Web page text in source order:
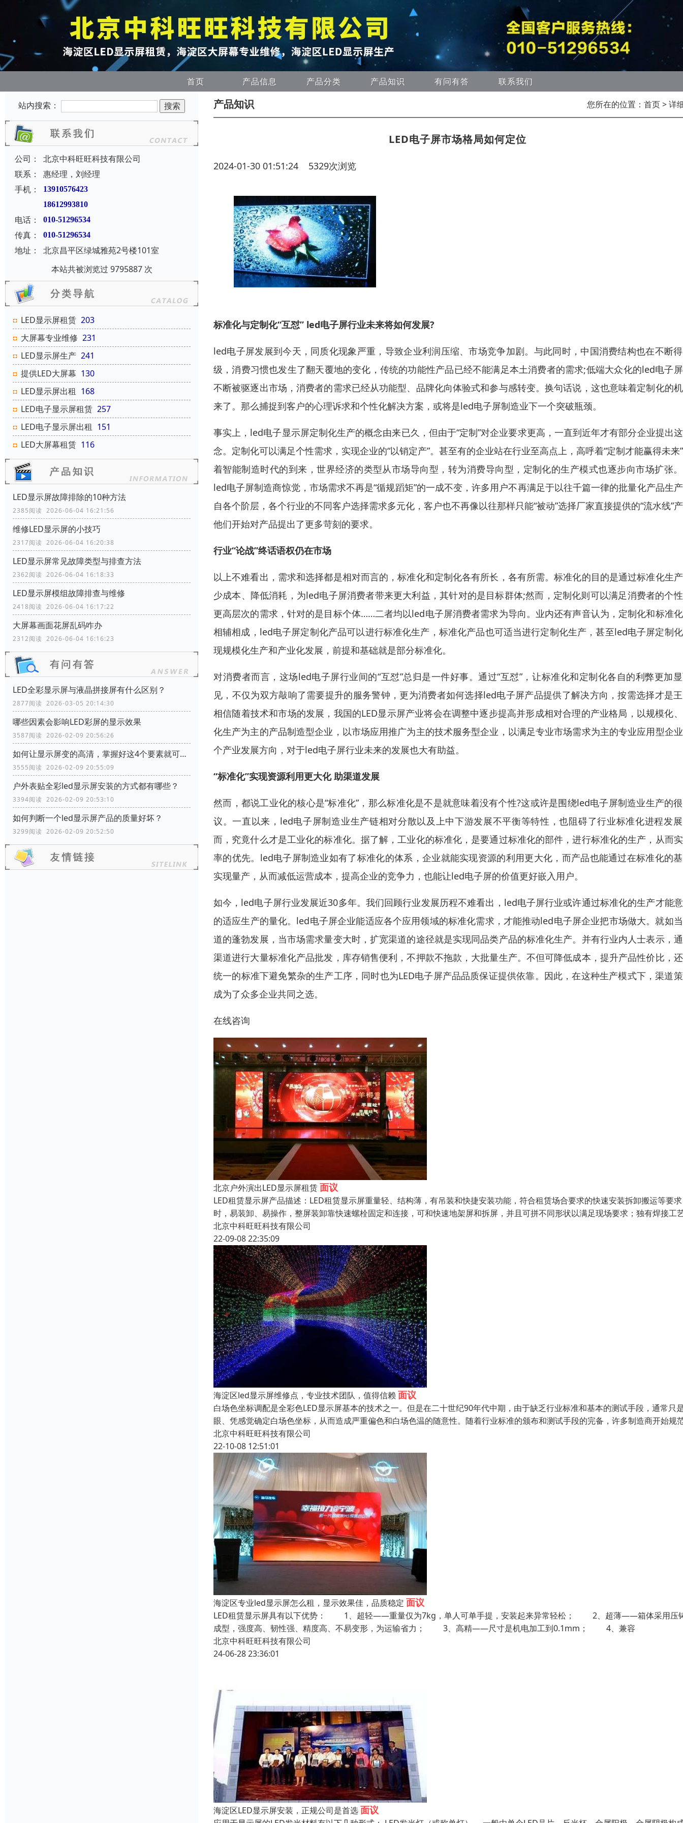
首页 产品信息 产品分类 产品知识 有问有答 联系我们
站内搜索：
公司：
北京中科旺旺科技有限公司
联系：
惠经理，刘经理
手机：
13910576423
18612993810
电话： 010-51296534
传真： 010-51296534
地址：
北京昌平区绿城雅苑2号楼101室
本站共被浏览过 9795887 次
LED显示屏租赁 203
大屏幕专业维修 231
LED显示屏生产 241
提供LED大屏幕 130
LED显示屏出租 168
LED电子显示屏租赁 257
LED电子显示屏出租 151
LED大屏幕租赁 116
LED显示屏故障排除的10种方法
2385阅读 2026-06-04 16:21:56
维修LED显示屏的小技巧
2317阅读 2026-06-04 16:20:38
LED显示屏常见故障类型与排查方法
2362阅读 2026-06-04 16:18:33
LED显示屏模组故障排查与维修
2418阅读 2026-06-04 16:17:22
大屏幕画面花屏乱码咋办
2312阅读 2026-06-04 16:16:23
LED全彩显示屏与液晶拼接屏有什么区别？
2877阅读 2026-03-05 20:14:30
哪些因素会影响LED彩屏的显示效果
3587阅读 2026-02-09 20:56:26
如何让显示屏变的高清，掌握好这4个要素就可以了
3555阅读 2026-02-09 20:55:09
户外表贴全彩led显示屏安装的方式都有哪些？
3394阅读 2026-02-09 20:53:10
如何判断一个led显示屏产品的质量好坏？
3299阅读 2026-02-09 20:52:50
产品知识 您所在的位置： 首页> 详
​LED电子屏市场格局如何定位
2024-01-30 01:51:24 5329次浏览
标准化与定制化“互怼” led电子屏行业未来将如何发展?
led电子屏发展到今天，同质化现象严重，导致企业利润压缩、市场竞争加剧。与此同时，中国消费结构也在不断
级，消费习惯也发生了翻天覆地的变化，传统的功能性产品已经不能满足本土消费者的需求;低端大众化的led电子
不断被驱逐出市场，消费者的需求已经从功能型、品牌化向体验式和参与感转变。换句话说，这也意味着定制化的
来了。那么捕捉到客户的心理诉求和个性化解决方案，或将是led电子屏制造业下一个突破瓶颈。
事实上，led电子显示屏定制化生产的概念由来已久，但由于“定制”对企业要求更高，一直到近年才有部分企业提出
念。定制化可以满足个性需求，实现企业的“以销定产”。甚至有的企业站在行业至高点上，高呼着“定制才能赢得未来
着智能制造时代的到来，世界经济的类型从市场导向型，转为消费导向型，定制化的生产模式也逐步向市场扩张
led电子屏制造商惊觉，市场需求不再是“循规蹈矩”的一成不变，许多用户不再满足于以往千篇一律的批量化产品生
自各个阶层，各个行业的不同客户选择需求多元化，客户也不再像以往那样只能“被动”选择厂家直接提供的“流水线”
他们开始对产品提出了更多苛刻的要求。
行业“论战”终话语权仍在市场
以上不难看出，需求和选择都是相对而言的，标准化和定制化各有所长，各有所需。标准化的目的是通过标准化生
少成本、降低消耗，为led电子屏消费者带来更大利益，其针对的是目标群体;然而，定制化则可以满足消费者的个
更高层次的需求，针对的是目标个体……二者均以led电子屏消费者需求为导向。业内还有声音认为，定制化和标准
相辅相成，led电子屏定制化产品可以进行标准化生产，标准化产品也可适当进行定制化生产，甚至led电子屏定制
现规模化生产和产业化发展，前提和基础就是部分标准化。
对消费者而言，这场led电子屏行业间的“互怼”总归是一件好事。通过“互怼”，让标准化和定制化各自的利弊更加
见，不仅为双方敲响了需要提升的服务警钟，更为消费者如何选择led电子屏产品提供了解决方向，按需选择才是
相信随着技术和市场的发展，我国的LED显示屏产业将会在调整中逐步提高并形成相对合理的产业格局，以规模化
化生产为主的产品制造型企业，以市场应用推广为主的技术服务型企业，以满足专业市场需求为主的专业应用型企
个产业发展方向，对于led电子屏行业未来的发展也大有助益。
“标准化”实现资源利用更大化 助渠道发展
然而，都说工业化的核心是“标准化”，那么标准化是不是就意味着没有个性?这或许是围绕led电子屏制造业生产的
议。一直以来，led电子屏制造业生产链相对分散以及上中下游发展不平衡等特性，也阻碍了行业标准化进程发
而，究竟什么才是工业化的标准化。据了解，工业化的标准化，是要通过标准化的部件，进行标准化的生产，从而
率的优先。led电子屏制造业如有了标准化的体系，企业就能实现资源的利用更大化，而产品也能通过在标准化的
实现量产，从而减低运营成本，提高企业的竞争力，也能让led电子屏的价值更好嵌入用户。
如今，led电子屏行业发展近30多年。我们回顾行业发展历程不难看出，led电子屏行业或许通过标准化的生产才能
的适应生产的量化。led电子屏企业能适应各个应用领域的标准化需求，才能推动led电子屏企业把市场做大。就如
道的蓬勃发展，当市场需求量变大时，扩宽渠道的途径就是实现同品类产品的标准化生产。并有行业内人士表示，
渠道进行大量标准化产品批发，库存销售便利，不押款不拖款，大批量生产。不但可降低成本，提升产品性价比，
统一的标准下避免繁杂的生产工序，同时也为LED电子屏产品品质保证提供依靠。因此，在这种生产模式下，渠道
成为了众多企业共同之选。
在线咨询
北京户外演出LED显示屏租赁面议
LED租赁显示屏产品描述：LED租赁显示屏重量轻、结构薄，有吊装和快捷安装功能，符合租赁场合要求的快速安装拆卸搬运等要
时，易装卸、易操作，整屏装卸靠快速螺栓固定和连接，可和快速地架屏和拆屏，并且可拼不同形状以满足现场要求；独有焊接工
北京中科旺旺科技有限公司
22-09-08 22:35:09
海淀区led显示屏维修点，专业技术团队，值得信赖 面议
白场色坐标调配是全彩色LED显示屏基本的技术之一。但是在二十世纪90年代中期，由于缺乏行业标准和基本的测试手段，通常只
眼、凭感觉确定白场色坐标，从而造成严重偏色和白场色温的随意性。随着行业标准的颁布和测试手段的完备，许多制造商开始规
北京中科旺旺科技有限公司
22-10-08 12:51:01
海淀区专业led显示屏怎么租，显示效果佳，品质稳定 面议
LED租赁显示屏具有以下优势： 1、超轻——重量仅为7kg，单人可单手提，安装起来异常轻松； 2、超薄——箱体采用压
成型，强度高、韧性强、精度高、不易变形，为运输省力； 3、高精——尺寸是机电加工到0.1mm； 4、兼容
北京中科旺旺科技有限公司
24-06-28 23:36:01
海淀区LED显示屏安装，正规公司是首选面议